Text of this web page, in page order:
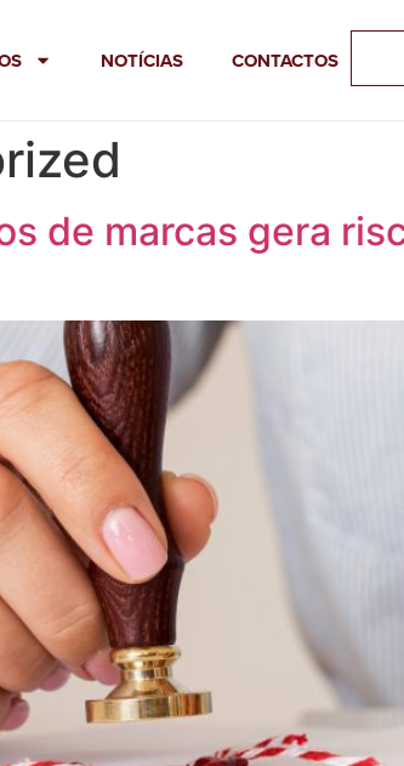
NOTÍCIAS CONTACTOS
de marcas gera